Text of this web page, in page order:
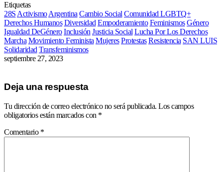
Etiquetas
28S Activismo Argentina Cambio Social Comunidad LGBTQ+
Derechos Humanos Diversidad Empoderamiento Feminismos Género
Igualdad DeGénero Inclusión Justicia Social Lucha Por Los Derechos
Marcha Movimiento Feminista Mujeres Protestas Resistencia SAN LUIS
Solidaridad Transfeminismos
septiembre 27, 2023
Deja una respuesta
Tu dirección de correo electrónico no será publicada. Los campos
obligatorios están marcados con *
Comentario *